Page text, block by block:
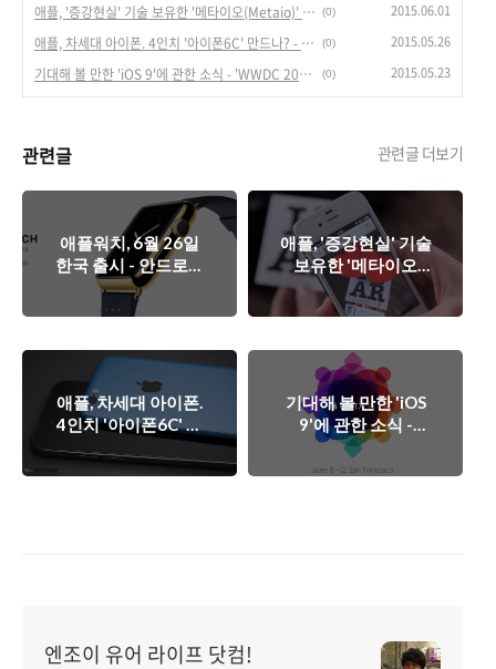
애플, '증강현실' 기술 보유한 '메타이오(Metaio)' 인수 - '증강현실' 경쟁 도화선 되나? (0) 2015.06.01
애플, 차세대 아이폰. 4인치 '아이폰6C' 만드나? - 애플의 실수와 증폭되는 의혹. (0) 2015.05.26
기대해 볼 만한 'iOS 9'에 관한 소식 - 'WWDC 2015'가 기다려지는 이유. (0) 2015.05.23
관련글 관련글 더보기
애플워치, 6월 26일
한국 출시 - 안드로이
드 스마트워치와 애
플워치, 선택은?
애플, '증강현실' 기술
보유한 '메타이오
(Metaio)' 인수 - '증
강현실' 경쟁 도화선
애플, 차세대 아이폰.
4인치 '아이폰6C' 만
드나? - 애플의 실수
와 증폭되는 의혹.
기대해 볼 만한 'iOS
9'에 관한 소식 -
'WWDC 2015'가 기
다려지는 이유.
엔조이 유어 라이프 닷컴!